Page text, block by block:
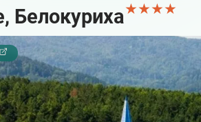
Белокуриха★★★★